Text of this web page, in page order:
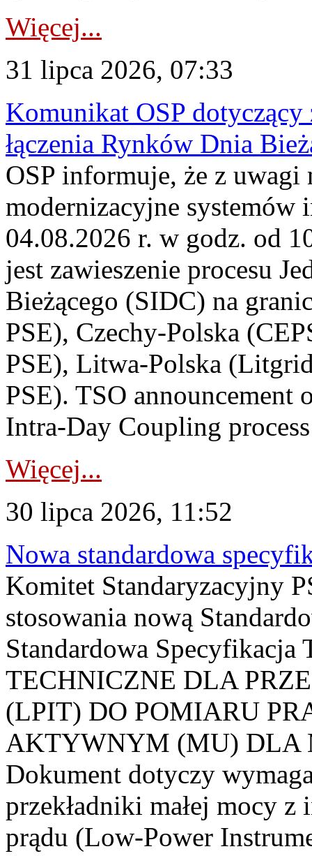
Więcej...
31 lipca 2026, 07:33
Komunikat OSP dotyczący
łączenia Rynków Dnia
OSP informuje, że z uwagi
modernizacyjne
04.08.2026 r. w godz. od
jest zawieszenie procesu
Bieżącego (SIDC) na
PSE), Czechy-Polska
PSE), Litwa-Polska
PSE). TSO announcement
Intra-Day Coupling
Więcej...
30 lipca 2026, 11:52
Nowa standardowa
Komitet Standaryzacyjny
stosowania nową
Standardowa
TECHNICZNE DLA
(LPIT) DO POMIARU
AKTYWNYM (MU) DLA
Dokument dotyczy
przekładniki małej mocy
prądu (Low-Power